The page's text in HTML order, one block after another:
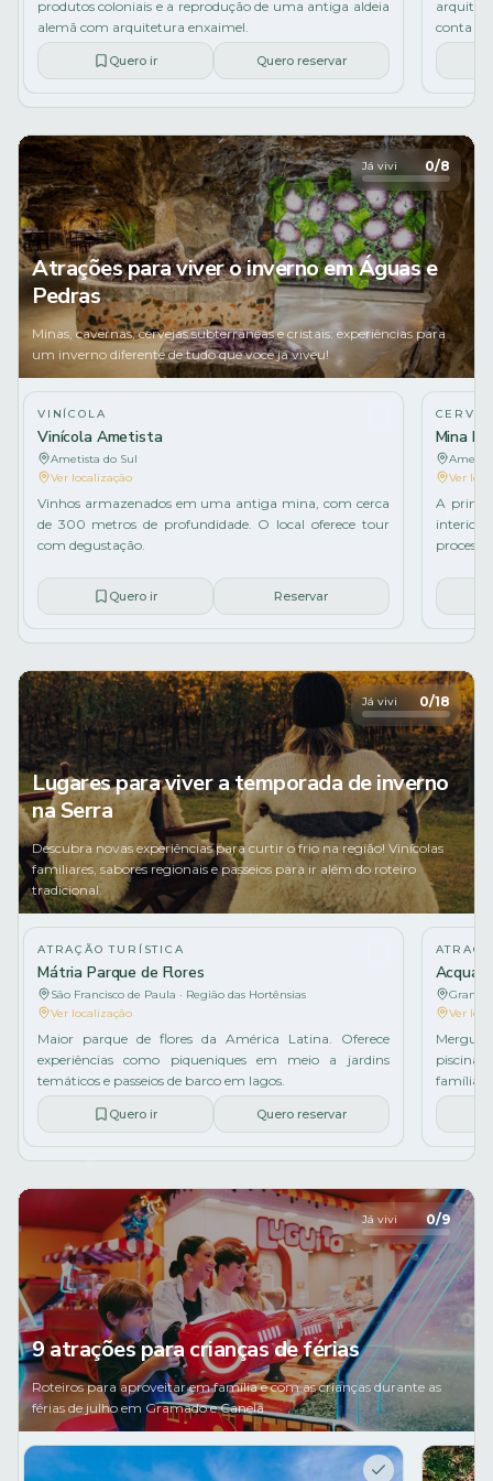
produtos coloniais e a reprodução de uma antiga aldeia
alemã com arquitetura enxaimel.
Quero ir Quero reservar
conta
Já vivi 0/8
Atrações para viver o inverno em Águas e
Pedras
Minas, cavernas, cervejas subterrâneas e cristais: experiências para
um inverno diferente de tudo que você já viveu!
VINÍCOLA
Vinícola Ametista
Ametista do Sul
Ver localização
Vinhos armazenados em uma antiga mina, com cerca
de 300 metros de profundidade. O local oferece tour
com degustação.
Quero ir Reservar
Mina
Ver
A
interior
Já vivi 0/18
Lugares para viver a temporada de inverno
na Serra
Descubra novas experiências para curtir o frio na região! Vinícolas
familiares, sabores regionais e passeios para ir além do roteiro
tradicional.
Achados
ATRAÇÃO TURÍSTICA
Mátria Parque de Flores
São Francisco de Paula · Região das Hortênsias
Ver localização
Maior parque de flores da América Latina. Oferece
experiências como piqueniques em meio a jardins
temáticos e passeios de barco em lagos.
Quero ir Quero reservar
Ver
família.
Já vivi 0/9
9 atrações para crianças de férias
Roteiros para aproveitar em família e com as crianças durante as
férias de julho em Gramado e Canela